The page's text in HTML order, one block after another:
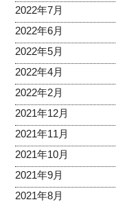
2022年7月
2022年6月
2022年5月
2022年4月
2022年2月
2021年12月
2021年11月
2021年10月
2021年9月
2021年8月